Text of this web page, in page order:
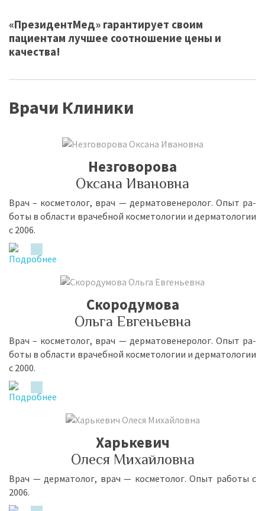
«ПрезидентМед» гарантирует своим
пациентам лучшее соотношение цены и
качества!
Врачи Клиники
Незговорова
Оксана Ивановна
Врач – кос­ме­то­лог, врач — дер­ма­то­ве­не­ро­лог. Опыт ра­
бо­ты в об­ла­сти вра­чеб­ной кос­ме­то­ло­гии и дер­ма­то­ло­гии
с 2006.
Скородумова
Ольга Евгеньевна
Врач – кос­ме­то­лог, врач — дер­ма­то­ве­не­ро­лог. Опыт ра­
бо­ты в об­ла­сти вра­чеб­ной кос­ме­то­ло­гии и дер­ма­то­ло­гии
с 2000.
Харькевич
Олеся Михайловна
Врач — дер­ма­то­лог, врач — кос­ме­то­лог. Опыт ра­бо­ты с
2006.